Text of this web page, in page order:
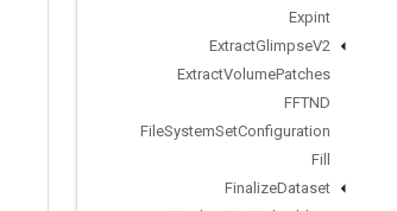
Expint
ExtractGlimpseV2
ExtractVolumePatches
FFTND
FileSystemSetConfiguration
Fill
FinalizeDataset